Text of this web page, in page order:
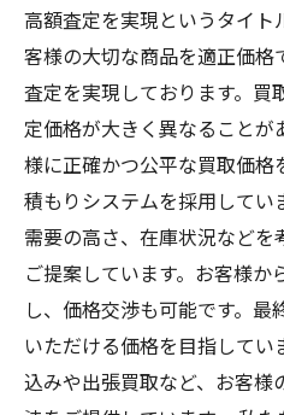
高額査定を実現というタイ
客様の大切な商品を適正価格
査定を実現しております。買
定価格が大きく異なること
様に正確かつ公平な買取価
積もりシステムを採用してい
需要の高さ、在庫状況など
ご提案しています。お客様
し、価格交渉も可能です。最
いただける価格を目指してい
込みや出張買取など、お客様